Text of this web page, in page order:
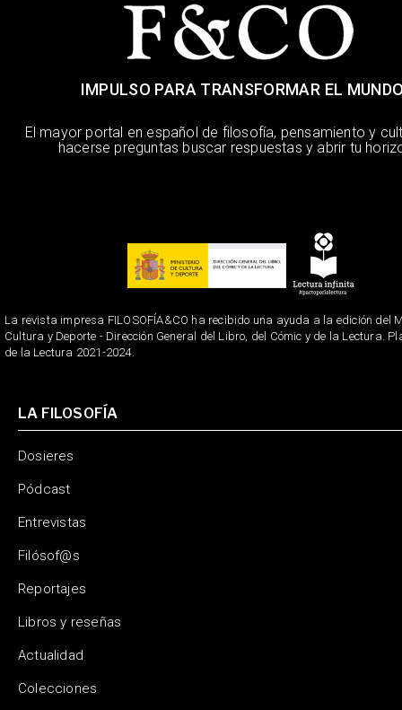
IMPULSO PARA TRANSFORMAR EL
El mayor portal en español de filosofía, pensamiento y
hacerse preguntas buscar respuestas y abrir tu
La revista impresa FILOSOFÍA&CO ha recibido una ayuda a la edición del
Cultura y Deporte - Dirección General del Libro, del Cómic y de la Lectura.
de la Lectura 2021-2024.
LA FILOSOFÍA
Dosieres
Pódcast
Entrevistas
Filósof@s
Reportajes
Libros y reseñas
Actualidad
Colecciones